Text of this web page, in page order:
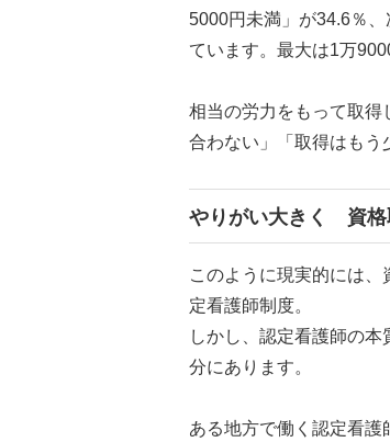
5000円未満」が34.6％
ています。最大は1万
相当の労力をもって取得
合わない」「取得はもう
やりがい大きく 資格
このように現実的には
定看護師制度。
しかし、認定看護師の
分にあります。
ある地方で働く認定看護